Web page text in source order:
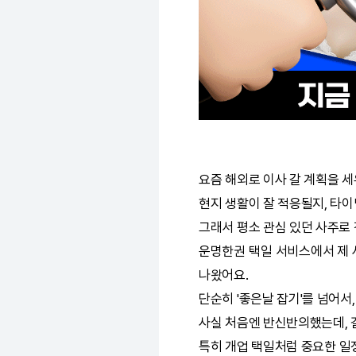
요즘 해외로 이사 갈 계획을
현지 생활이 잘 적응될지, 타
그래서 평소 관심 있던 사주
운명한권 택일 서비스에서 제
나왔어요.
단순히 '좋은날 잡기'를 넘어
사실 처음엔 반신반의했는데,
특히 개업 택일처럼 중요한 일